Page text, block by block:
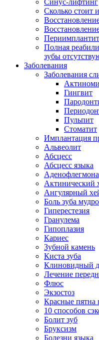
Синус-лифтинг
Сколько стоит
Полная
зубы
Заболевания
Заболевания
Гингвит
Пульпит
Стоматит
Имплантация
Альвеолит
Абсцесс
Абсцесс языка
Аденофлегмона
Актинический
Ангулярный
Боль зуба
Гиперестезия
Гранулема
Гипоплазия
Кариес
Зубной камень
Киста зуба
Клиновидный
Лечение
Флюс
Экзостоз
Красные пятна
10 способов
Болит зуб
Бруксизм
Болезни языка